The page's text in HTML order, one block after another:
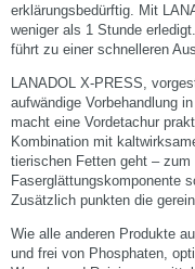
erklärungsbedürftig. Mit
weniger als 1 Stunde
führt zu einer schnelleren
LANADOL X-PRESS,
aufwändige Vorbehandlung
macht eine Vordetachur
Kombination mit
tierischen Fetten geht –
Faserglättungskomponente
Zusätzlich punkten die
Wie alle anderen Produkte
und frei von Phosphaten,